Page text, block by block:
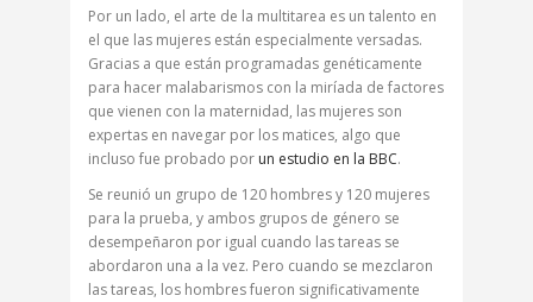
Por un lado, el arte de la multitarea es un talento en
el que las mujeres están especialmente versadas.
Gracias a que están programadas genéticamente
para hacer malabarismos con la miríada de factores
que vienen con la maternidad, las mujeres son
expertas en navegar por los matices, algo que
incluso fue probado por un estudio en la BBC.
Se reunió un grupo de 120 hombres y 120 mujeres
para la prueba, y ambos grupos de género se
desempeñaron por igual cuando las tareas se
abordaron una a la vez. Pero cuando se mezclaron
las tareas, los hombres fueron significativamente